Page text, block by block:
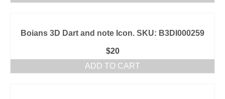
Boians 3D Dart and note Icon. SKU: B3DI000259
$20
ADD TO CART